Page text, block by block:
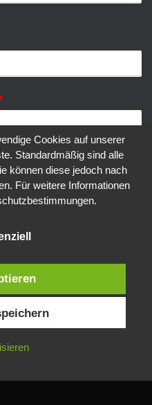
DATENSCHUTZ
vonThemeIsle
Cookies auf unserer
Standardmäßig sind alle
können diese jedoch nach
Für weitere Informationen